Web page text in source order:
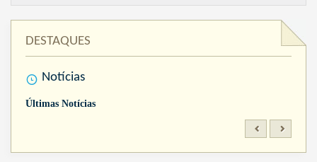
DESTAQUES
Notícias
Últimas Notícias